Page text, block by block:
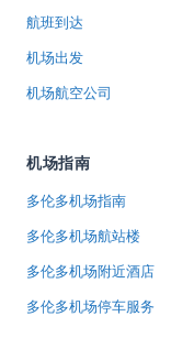
航班到达
机场出发
机场航空公司
机场指南
多伦多机场指南
多伦多机场航站楼
多伦多机场附近酒店
多伦多机场停车服务